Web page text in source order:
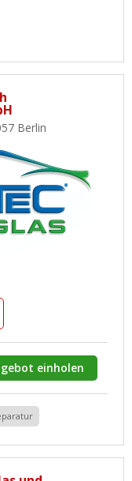
Berlin
einholen